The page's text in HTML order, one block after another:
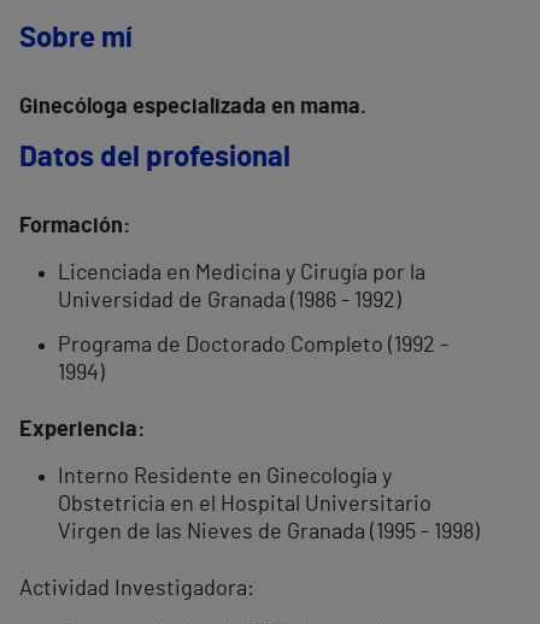
Sobre mí
Ginecóloga especializada en mama.
Datos del profesional
Formación:
Licenciada en Medicina y Cirugía por la
Universidad de Granada (1986 - 1992)
Programa de Doctorado Completo (1992 -
1994)
Experiencia:
Interno Residente en Ginecología y
Obstetricia en el Hospital Universitario
Virgen de las Nieves de Granada (1995 - 1998)
Actividad Investigadora: